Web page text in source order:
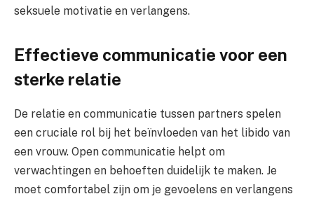
seksuele motivatie en verlangens.
Effectieve communicatie voor een
sterke relatie
De relatie en communicatie tussen partners spelen
een cruciale rol bij het beïnvloeden van het libido van
een vrouw. Open communicatie helpt om
verwachtingen en behoeften duidelijk te maken. Je
moet comfortabel zijn om je gevoelens en verlangens